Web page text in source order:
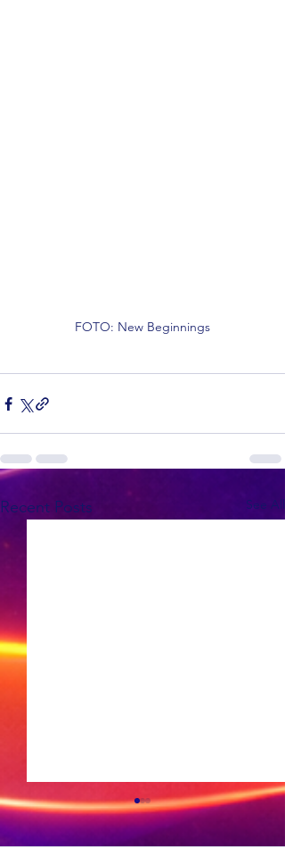
FOTO: New Beginnings
Recent Posts See All